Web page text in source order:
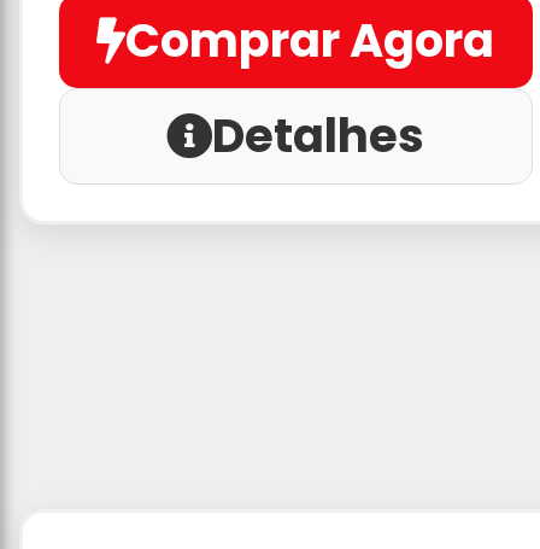
Comprar Agora
Detalhes